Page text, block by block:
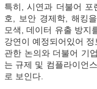
특히, 시연과 더불어 포
호, 보안 경제학, 해킹
모색, 데이터 유출 방지
강연이 예정되어있어
관한 논의와 더불어 기
는 규제 및 컴플라이언
로 보인다.